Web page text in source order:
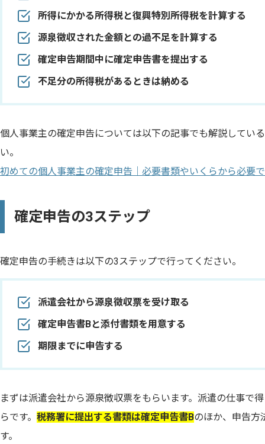
所得にかかる所得税と復興特別所得税を計算する
源泉徴収された金額との過不足を計算する
確定申告期間中に確定申告書を提出する
不足分の所得税があるときは納める
個人事業主の確定申告については以下の記事でも解説してい
い。
初めての個人事業主の確定申告｜必要書類やいくらから必要
確定申告の3ステップ
確定申告の手続きは以下の3ステップで行ってください。
派遣会社から源泉徴収票を受け取る
確定申告書Bと添付書類を用意する
期限までに申告する
まずは派遣会社から源泉徴収票をもらいます。派遣の仕事で
らです。 税務署に提出する書類は確定申告書Bのほか、申告方
す。